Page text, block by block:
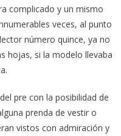
complicado y un mismo
veces, al punto
número quince, ya no
hojas, si la modelo llevaba
pre con la posibilidad de
prenda de vestir o
vistos con admiración y